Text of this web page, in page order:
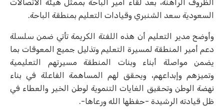
الظروف الراهنة، بعد لقاء أمير الباحة بممثل هيئة الاتصالات
السعودية سعد الشنبري وقيادات التعليم بمنطقة الباحة.
وأوضح مدير التعليم أن هذه اللفتة الكريمة تأتي ضمن سلسلة
دعم أمير المنطقة لمسيرة التعليم وتذليل جميع المعوقات بما
يضمن مواصلة أبناء وبنات المنطقة مسيرتهم التعليمية
وتميزهم وإبداعهم، ويحقق لهم المساهمة الفاعلة في بناء
نهضة الوطن وتحقيق الغايات التنموية لوطن الخير والعطاء في
ظل قيادته الرشيدة -حفظها الله ورعاها-.